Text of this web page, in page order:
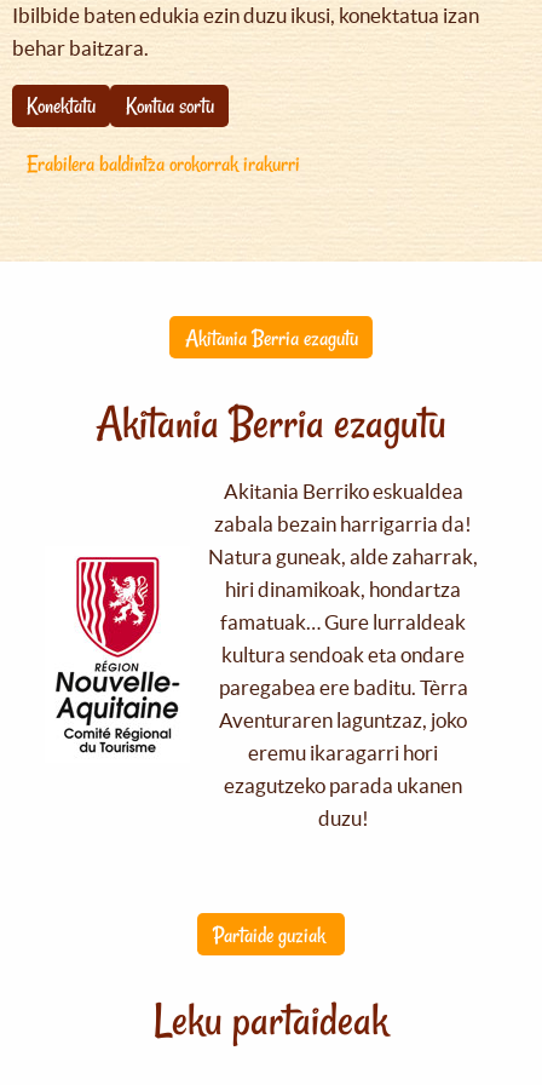
Ibilbide baten edukia ezin duzu ikusi, konektatua izan
behar baitzara.
Konektatu
Kontua sortu
Erabilera baldintza orokorrak irakurri
Akitania Berria ezagutu
Akitania Berria ezagutu
Akitania Berriko eskualdea
zabala bezain harrigarria da!
Natura guneak, alde zaharrak,
hiri dinamikoak, hondartza
famatuak… Gure lurraldeak
kultura sendoak eta ondare
paregabea ere baditu. Tèrra
Aventuraren laguntzaz, joko
eremu ikaragarri hori
ezagutzeko parada ukanen
duzu!
Partaide guziak
Leku partaideak